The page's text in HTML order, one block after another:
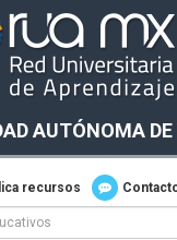
AUTÓNOMA
recursos